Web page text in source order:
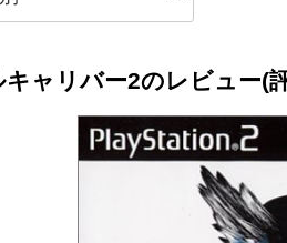
ャリバー2のレビュー(